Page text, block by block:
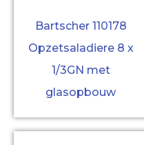
Bartscher 110178
Opzetsaladiere 8 x
1/3GN met
glasopbouw